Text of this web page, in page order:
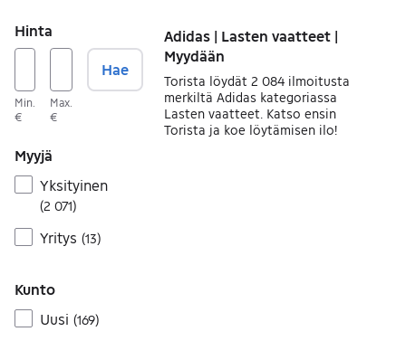
Hinta
Min.
€
Max.
€
Hae
Myyjä
Yksityinen
(2 071)
Yritys (13)
Kunto
Uusi (169)
Adidas | Lasten vaatteet |
Myydään
Torista löydät 2 084 ilmoitusta
merkiltä Adidas kategoriassa
Lasten vaatteet. Katso ensin
Torista ja koe löytämisen ilo!